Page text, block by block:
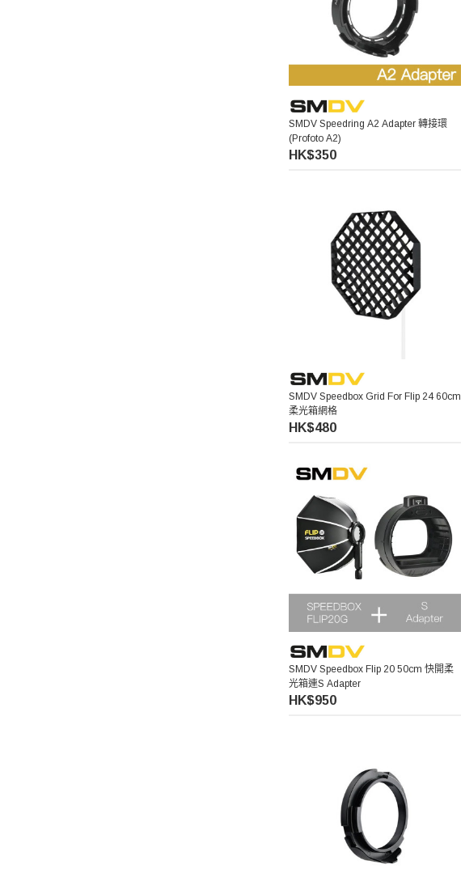
SMDV Speedring A2 Adapter 轉接環
(Profoto A2)
HK$350
SMDV Speedbox Grid For Flip 24 60cm
柔光箱網格
HK$480
SMDV Speedbox Flip 20 50cm 快開柔
光箱連S Adapter
HK$950